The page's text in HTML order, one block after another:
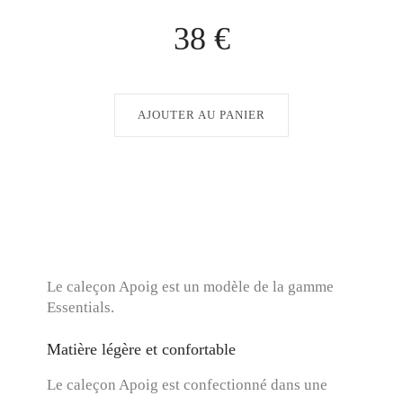
38 €
AJOUTER AU PANIER
Le caleçon Apoig est un modèle de la gamme
Essentials.
Matière légère et confortable
Le caleçon Apoig est confectionné dans une